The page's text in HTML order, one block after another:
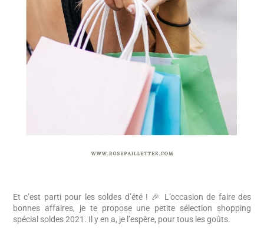
Et c’est parti pour les soldes d’été ! 🎉 L’occasion de faire des
bonnes affaires, je te propose une petite sélection shopping
spécial soldes 2021. Il y en a, je l’espère, pour tous les goûts.